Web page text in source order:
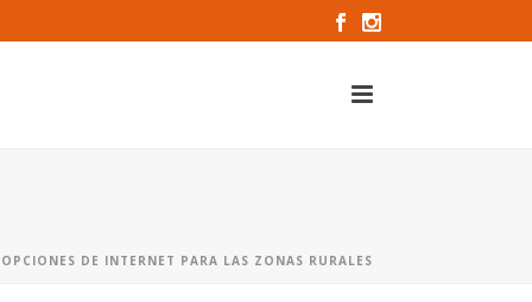
OPCIONES DE INTERNET PARA LAS ZONAS RURALES